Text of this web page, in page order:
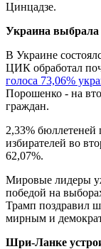
Цинцадзе.
Украина выбрала
В Украине
ЦИК обработал
голоса 73,06%
Порошенко - на
граждан.
2,33%
избирателей во
62,07%.
Мировые лидеры
победой на
Трамп поздравил
мирным и
Шри-Ланке